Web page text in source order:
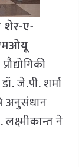
शेर-ए-
जे.पी. शर्मा
अनुसंधान
ने